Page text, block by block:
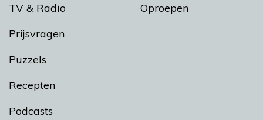
TV & Radio
Prijsvragen
Puzzels
Recepten
Podcasts
Oproepen